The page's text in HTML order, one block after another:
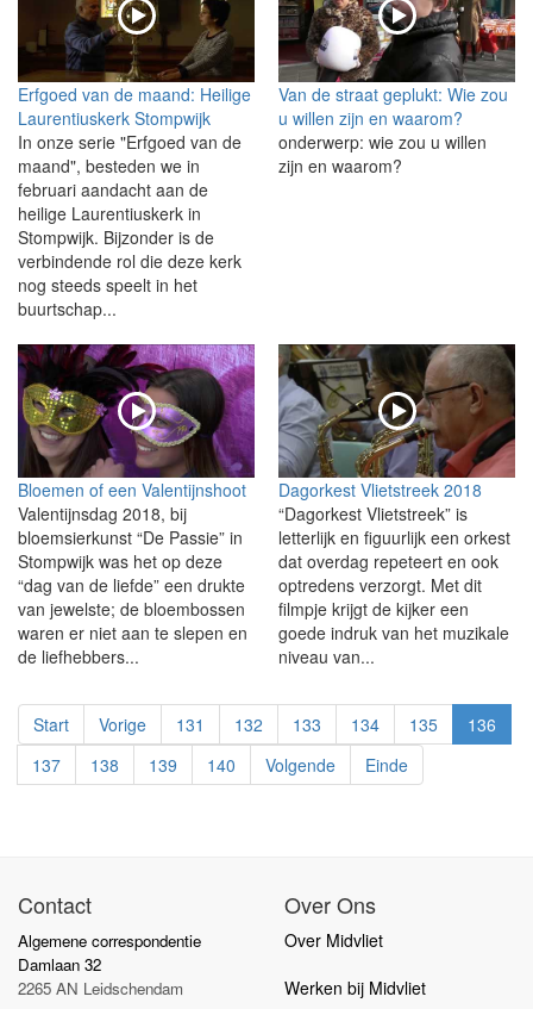
Erfgoed van de maand: Heilige
Laurentiuskerk Stompwijk
In onze serie "Erfgoed van de
maand", besteden we in
februari aandacht aan de
heilige Laurentiuskerk in
Stompwijk. Bijzonder is de
verbindende rol die deze kerk
nog steeds speelt in het
buurtschap...
Van de straat geplukt: Wie zou
u willen zijn en waarom?
onderwerp: wie zou u willen
zijn en waarom?
Bloemen of een Valentijnshoot
Valentijnsdag 2018, bij
bloemsierkunst “De Passie” in
Stompwijk was het op deze
“dag van de liefde” een drukte
van jewelste; de bloembossen
waren er niet aan te slepen en
de liefhebbers...
Dagorkest Vlietstreek 2018
“Dagorkest Vlietstreek” is
letterlijk en figuurlijk een orkest
dat overdag repeteert en ook
optredens verzorgt. Met dit
filmpje krijgt de kijker een
goede indruk van het muzikale
niveau van...
Start Vorige 131 132 133 134 135
136
137
138 139 140 Volgende Einde
Contact
Algemene correspondentie
Damlaan 32
2265 AN Leidschendam
Over Ons
Over Midvliet
Werken bij Midvliet